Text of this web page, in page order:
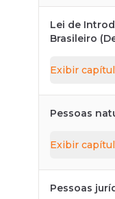
Lei de
Brasileiro
Exibir
Pessoas
Exibir
Pessoas